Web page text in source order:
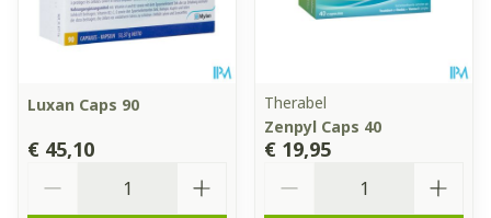
Luxan Caps 90
€ 45,10
Therabel
Zenpyl Caps 40
€ 19,95